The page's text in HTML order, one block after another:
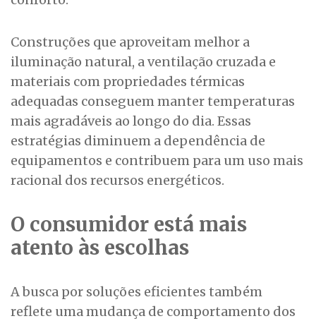
Construções que aproveitam melhor a
iluminação natural, a ventilação cruzada e
materiais com propriedades térmicas
adequadas conseguem manter temperaturas
mais agradáveis ao longo do dia. Essas
estratégias diminuem a dependência de
equipamentos e contribuem para um uso mais
racional dos recursos energéticos.
O consumidor está mais
atento às escolhas
A busca por soluções eficientes também
reflete uma mudança de comportamento dos